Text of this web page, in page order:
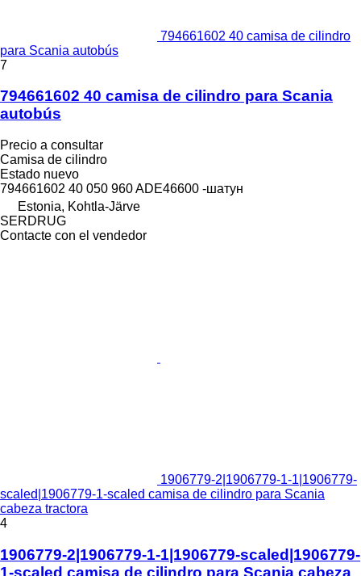
794661602 40 camisa de cilindro
para Scania autobús
7
794661602 40 camisa de cilindro para Scania
autobús
Precio a consultar
Camisa de cilindro
Estado nuevo
794661602 40 050 960 ADE46600 -шатун
Estonia, Kohtla-Järve
SERDRUG
Contacte con el vendedor
1906779-2|1906779-1-1|1906779-
scaled|1906779-1-scaled camisa de cilindro para Scania
cabeza tractora
4
1906779-2|1906779-1-1|1906779-scaled|1906779-
1-scaled camisa de cilindro para Scania cabeza